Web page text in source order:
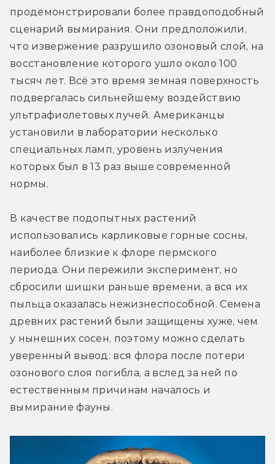
продемонстрировали более правдоподобный
сценарий вымирания. Они предположили,
что извержение разрушило озоновый слой, на
восстановление которого ушло около 100
тысяч лет. Всё это время земная поверхность
подвергалась сильнейшему воздействию
ультрафиолетовых лучей. Американцы
установили в лаборатории несколько
специальных ламп, уровень излучения
которых был в 13 раз выше современной
нормы.
В качестве подопытных растений
использовались карликовые горные сосны,
наиболее близкие к флоре пермского
периода. Они пережили эксперимент, но
сбросили шишки раньше времени, а вся их
пыльца оказалась нежизнеспособной. Семена
древних растений были защищены хуже, чем
у нынешних сосен, поэтому можно сделать
уверенный вывод: вся флора после потери
озонового слоя погибла, а вслед за ней по
естественным причинам началось и
вымирание фауны.